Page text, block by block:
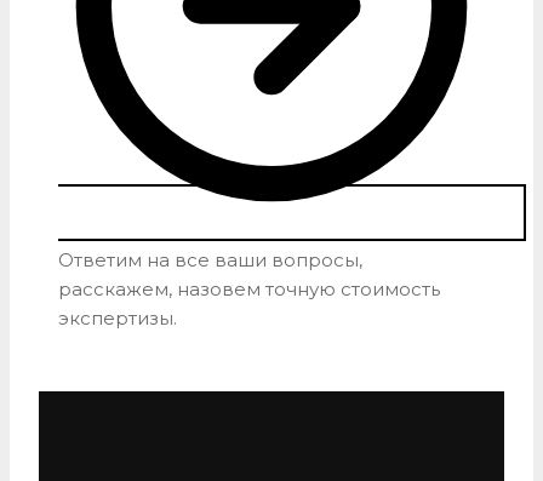
Ответим на все ваши вопросы,
расскажем, назовем точную стоимость
экспертизы.